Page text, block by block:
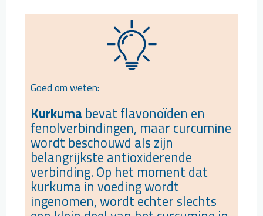
Goed om weten:
Kurkuma bevat flavonoïden en
fenolverbindingen, maar curcumine
wordt beschouwd als zijn
belangrijkste antioxiderende
verbinding. Op het moment dat
kurkuma in voeding wordt
ingenomen, wordt echter slechts